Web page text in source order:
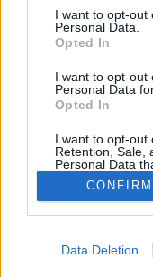
consent section.
I want to opt-out
Personal Data.
Opted In
I want to opt-out
Personal Data
Opted In
I want to opt-out
Retention, Sale,
Personal Data
Purposes for
Opted Out
CONFIRM
Data Deletion